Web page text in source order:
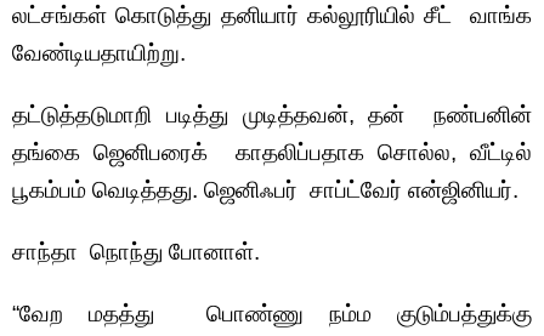
லட்சங்கள் கொடுத்து தனியார் கல்லூரியில் சீட் வாங்க
வேண்டியதாயிற்று.
தட்டுத்தடுமாறி படித்து முடித்தவன், தன் நண்பனின்
தங்கை ஜெனிபரைக் காதலிப்பதாக சொல்ல, வீட்டில்
பூகம்பம் வெடித்தது. ஜெனிஃபர் சாப்ட்வேர் என்ஜினியர்.
சாந்தா நொந்து போனாள்.
“வேற மதத்து பொண்ணு நம்ம குடும்பத்துக்கு